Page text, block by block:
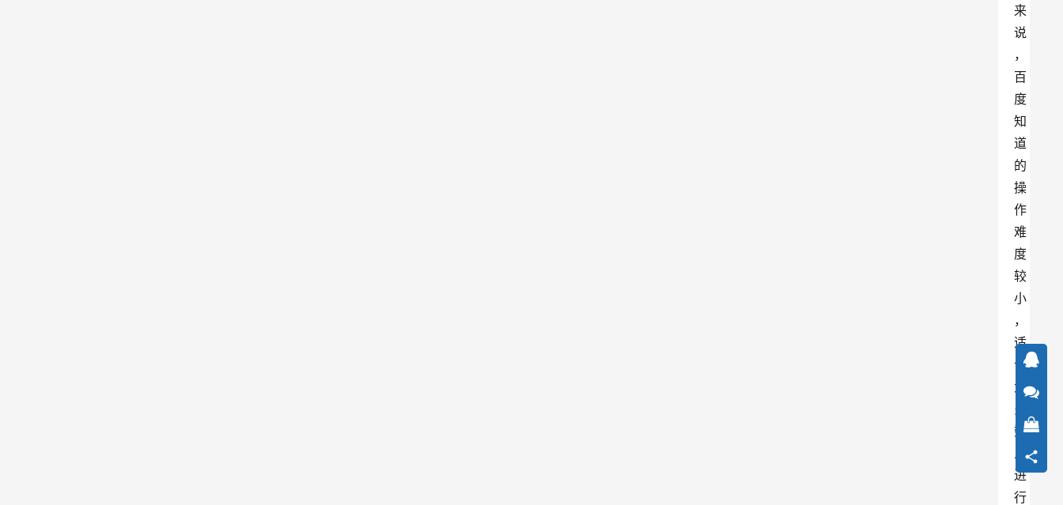
来
说
，
百
度
知
道
的
操
作
难
度
较
小
，
适
合
大
多
数
人
进
行